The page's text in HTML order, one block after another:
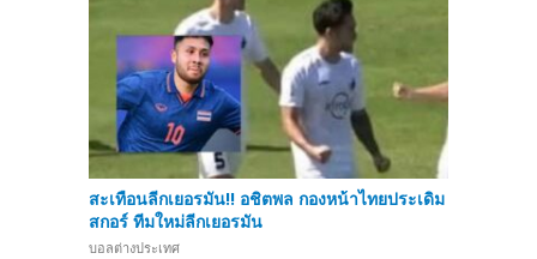
สะเทือนลีกเยอรมัน!! อชิตพล กองหน้าไทยประเดิม
สกอร์ ทีมใหม่ลีกเยอรมัน
บอลต่างประเทศ